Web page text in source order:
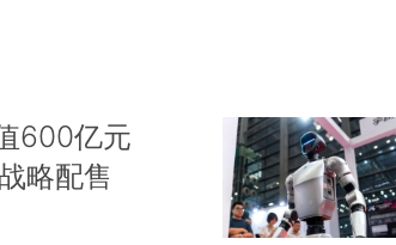
600亿元
略配售